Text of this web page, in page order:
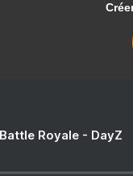
Royale - DayZ